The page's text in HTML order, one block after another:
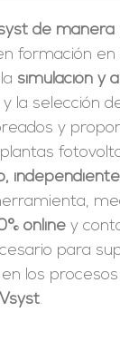
de manera
formación en
simulación y
la selección
y
online y
para
los
.